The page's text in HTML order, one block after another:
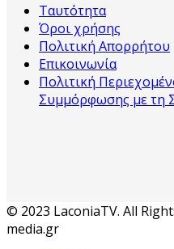
Ταυτότητα
Όροι χρήσης
Πολιτική Απορρήτου
Επικοινωνία
Πολιτική
Συμμόρφωσης με τη
© 2023 LaconiaTV. All
media.gr